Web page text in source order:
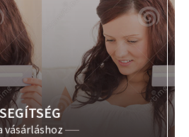
SEGÍTSÉG
vásárláshoz